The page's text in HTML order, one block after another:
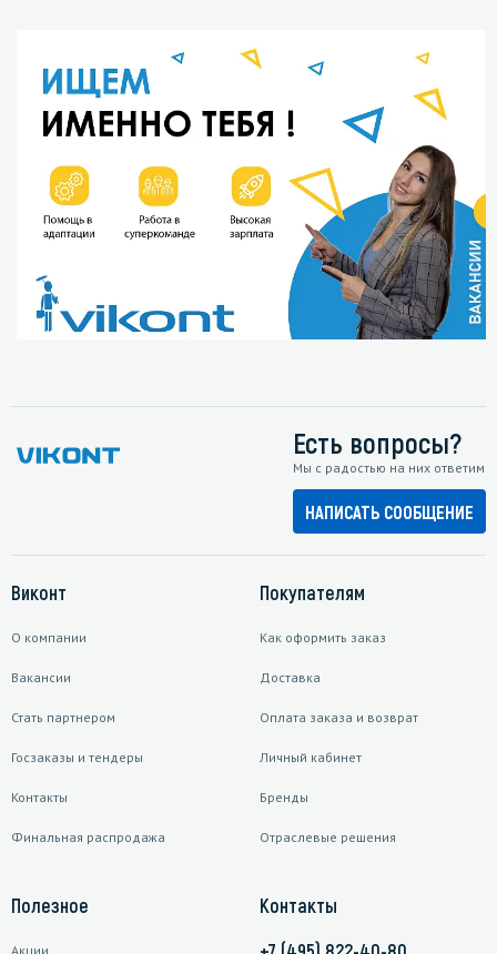
Есть вопросы?
Мы с радостью на них ответим
НАПИСАТЬ СООБЩЕНИЕ
Виконт
О компании
Вакансии
Стать партнером
Госзаказы и тендеры
Контакты
Финальная распродажа
Покупателям
Как оформить заказ
Доставка
Оплата заказа и возврат
Личный кабинет
Бренды
Отраслевые решения
Полезное
Акции
Контакты